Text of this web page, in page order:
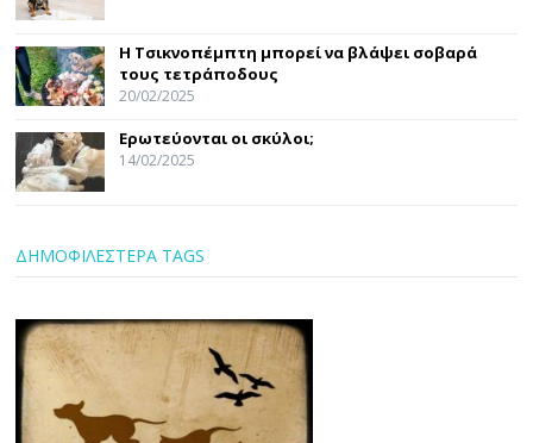
Η Τσικνοπέμπτη μπορεί να βλάψει σοβαρά
τους τετράποδους
20/02/2025
Ερωτεύονται οι σκύλοι;
14/02/2025
ΔΗΜΟΦΙΛΕΣΤΕΡΑ TAGS